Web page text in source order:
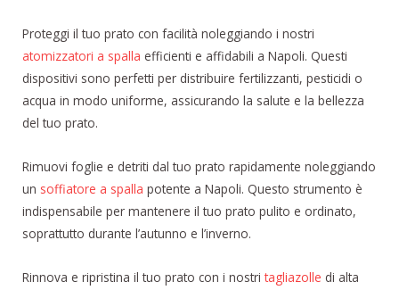
Proteggi il tuo prato con facilità noleggiando i nostri
atomizzatori a spalla efficienti e affidabili a Napoli. Questi
dispositivi sono perfetti per distribuire fertilizzanti, pesticidi o
acqua in modo uniforme, assicurando la salute e la bellezza
del tuo prato.
Rimuovi foglie e detriti dal tuo prato rapidamente noleggiando
un soffiatore a spalla potente a Napoli. Questo strumento è
indispensabile per mantenere il tuo prato pulito e ordinato,
soprattutto durante l’autunno e l’inverno.
Rinnova e ripristina il tuo prato con i nostritagliazolle di alta